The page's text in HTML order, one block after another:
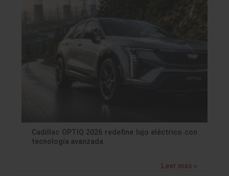
Cadillac OPTIQ 2026 redefine lujo eléctrico con
tecnología avanzada.
Leer más »